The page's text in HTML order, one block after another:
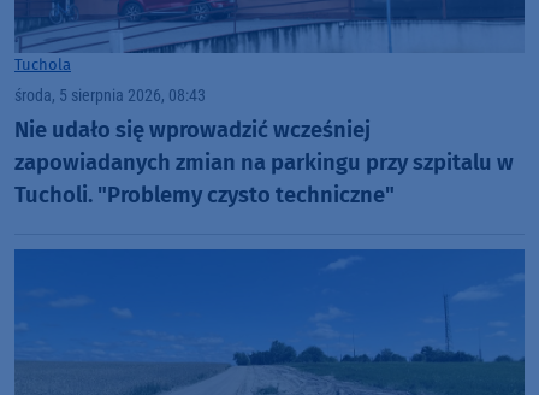
Tuchola
środa, 5 sierpnia 2026, 08:43
Nie udało się wprowadzić wcześniej
zapowiadanych zmian na parkingu przy szpitalu w
Tucholi. "Problemy czysto techniczne"